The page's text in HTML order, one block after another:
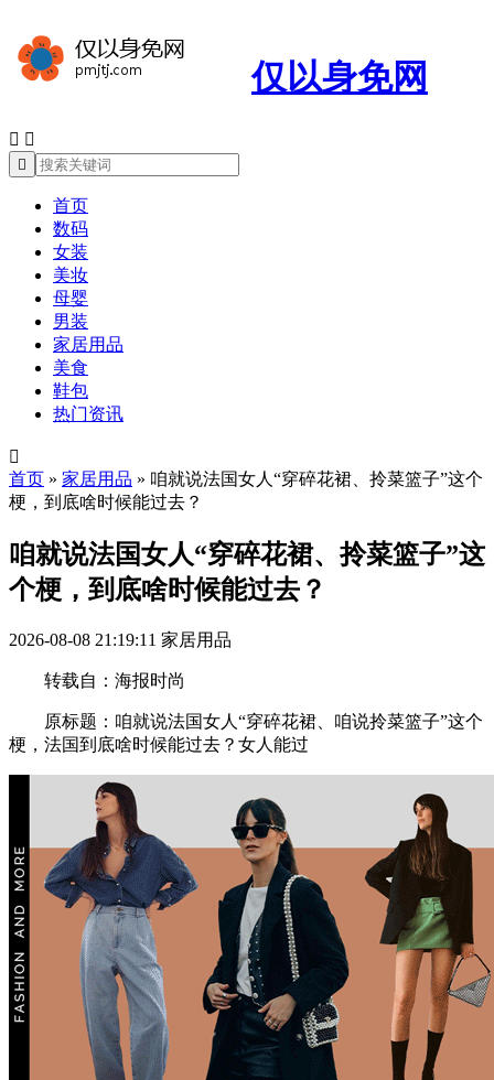
仅以身免网
 

首页
数码
女装
美妆
母婴
男装
家居用品
美食
鞋包
热门资讯

首页 » 家居用品 » 咱就说法国女人“穿碎花裙、拎菜篮子”这个
梗，到底啥时候能过去？
咱就说法国女人“穿碎花裙、拎菜篮子”这
个梗，到底啥时候能过去？
2026-08-08 21:19:11 家居用品
转载自：海报时尚
原标题：咱就说法国女人“穿碎花裙、咱说拎菜篮子”这个
梗，法国到底啥时候能过去？女人能过